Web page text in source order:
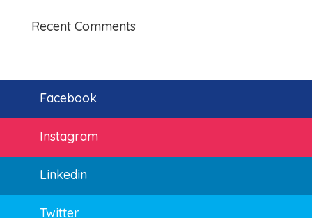
Recent Comments
Facebook
Instagram
Linkedin
Twitter